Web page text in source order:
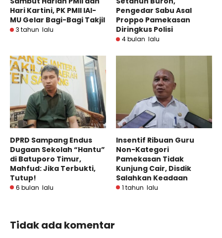
Hari Kartini, PK PMII IAI-
MU Gelar Bagi-Bagi Takjil
3 tahun lalu
Pengedar Sabu Asal
Proppo Pamekasan
Diringkus Polisi
4 bulan lalu
DPRD Sampang Endus
Dugaan Sekolah “Hantu”
di Batuporo Timur,
Mahfud: Jika Terbukti,
Tutup!
6 bulan lalu
Insentif Ribuan Guru
Non-Kategori
Pamekasan Tidak
Kunjung Cair, Disdik
Salahkan Keadaan
1 tahun lalu
Tidak ada komentar